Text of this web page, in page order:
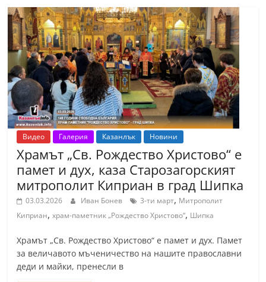
g
a
l
l
e
r
y
-
k
a
z
a
n
a
k
.
Видео Галерия Казанлък Новини
Храмът „Св. Рождество Христово“ е
памет и дух, каза Старозагорският
митрополит Киприан в град Шипка
03.03.2026 Иван Бонев 3-ти март, Митрополит
Киприан,храм-паметник „Рождество Христово“, Шипка
Храмът „Св. Рождество Христово“ е памет и дух. Памет
за величавото мъченичество на нашите православни
деди и майки, пренесли в